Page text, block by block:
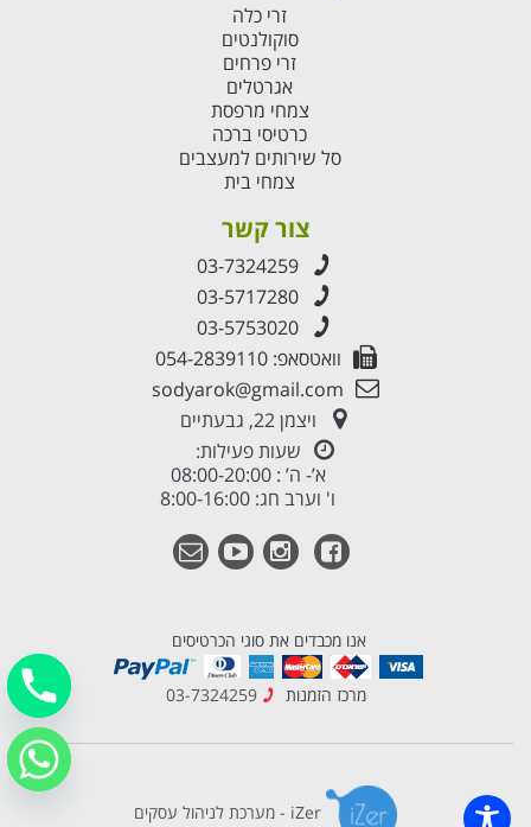
זרי כלה
סוקולנטים
זרי פרחים
אגרטלים
צמחי מרפסת
כרטיסי ברכה
סל שירותים למעצבים
צמחי בית
צור קשר
03-7324259
03-5717280
03-5753020
וואטסאפ: 054-2839110
sodyarok@gmail.com
ויצמן 22, גבעתיים
שעות פעילות:
א’- ה’ : 08:00-20:00
ו' וערב חג: 8:00-16:00
אנו מכבדים את סוגי הכרטיסים
מרכז הזמנות 03-7324259
iZer - מערכת לניהול עסקים